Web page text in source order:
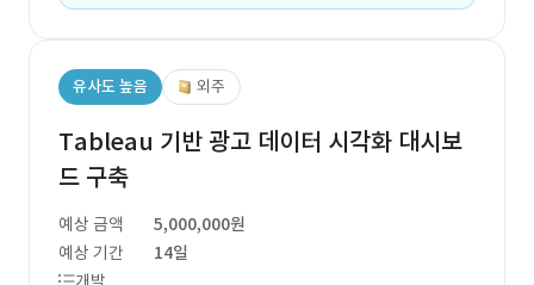
유사도 높음 외주
Tableau 기반 광고 데이터 시각화 대시보
드 구축
예상 금액
5,000,000원
예상 기간
14일